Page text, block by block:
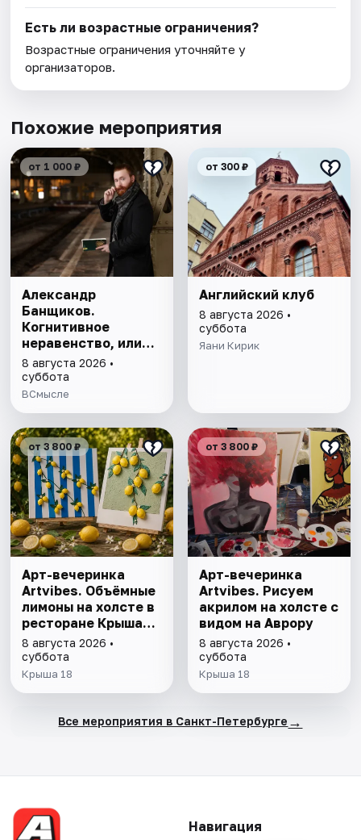
Есть ли возрастные ограничения?
Возрастные ограничения уточняйте у
организаторов.
Похожие мероприятия
от 1 000 ₽
Александр
Банщиков.
Когнитивное
неравенство, или
почему умные
умнеют, а глупые
глупеют
8 августа 2026 •
суббота
ВСмысле
от 300 ₽
Английский клуб
8 августа 2026 •
суббота
Яани Кирик
от 3 800 ₽
Арт-вечеринка
Artvibes. Объёмные
лимоны на холсте в
ресторане Крыша
18
8 августа 2026 •
суббота
Крыша 18
от 3 800 ₽
Арт-вечеринка
Artvibes. Рисуем
акрилом на холсте с
видом на Аврору
8 августа 2026 •
суббота
Крыша 18
Все мероприятия в Санкт-Петербурге →
Навигация